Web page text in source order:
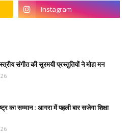
संगीत की सुरमयी प्रस्तुतियों ने मोहा मन
का सम्मान : आगरा में पहली बार सजेगा शिक्षा